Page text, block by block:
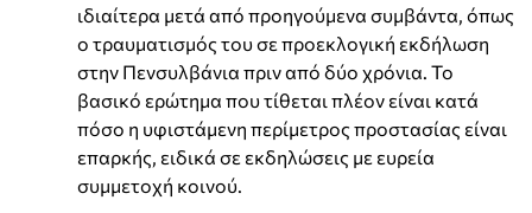
ιδιαίτερα μετά από προηγούμενα συμβάντα, όπως
ο τραυματισμός του σε προεκλογική εκδήλωση
στην Πενσυλβάνια πριν από δύο χρόνια. Το
βασικό ερώτημα που τίθεται πλέον είναι κατά
πόσο η υφιστάμενη περίμετρος προστασίας είναι
επαρκής, ειδικά σε εκδηλώσεις με ευρεία
συμμετοχή κοινού.